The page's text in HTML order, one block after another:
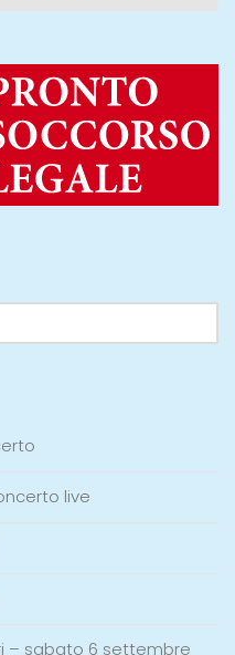
live
– sabato 6 settembre